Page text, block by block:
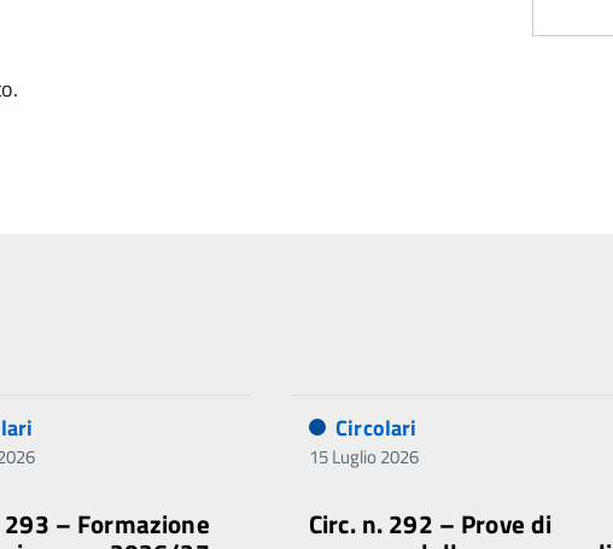
293 – Formazione
Circolari
15 Luglio 2026
Circ. n. 292 – Prove di